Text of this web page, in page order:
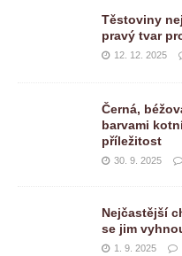
Těstoviny
pravý tvar
12. 12. 2025
Černá,
barvami
příležitost
30. 9. 2025
Nejčastější
se jim
1. 9. 2025